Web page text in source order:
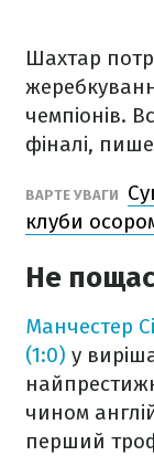
Шахтар
чемпіонів.
фіналі, пише
ВАРТЕ УВАГИ
клуби
Не
Манчестер
(1:0) у
чином
перший